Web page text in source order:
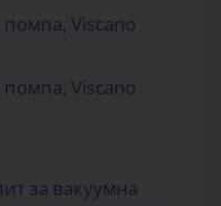
Viscano
Viscano
за вакуумна